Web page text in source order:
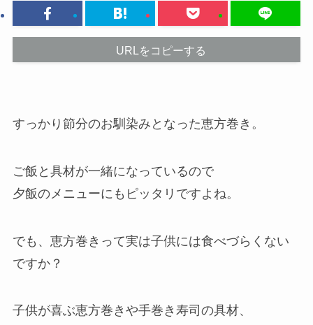
URLをコピーする
すっかり節分のお馴染みとなった恵方巻き。
ご飯と具材が一緒になっているので
夕飯のメニューにもピッタリですよね。
でも、恵方巻きって実は子供には食べづらくない
ですか？
子供が喜ぶ恵方巻きや手巻き寿司の具材、